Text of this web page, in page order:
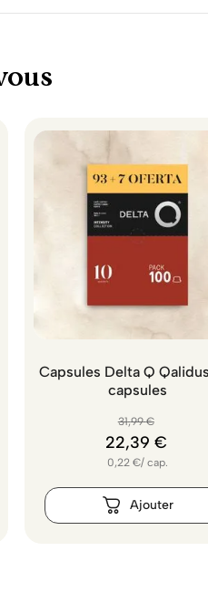
Capsules Delta Q
capsules
31,99 €
22,39 €
0,22 €/cap.